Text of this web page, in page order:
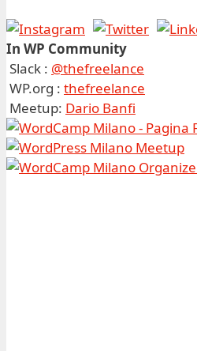
In WP Community
Slack : @thefreelance
WP.org : thefreelance
Meetup: Dario Banfi